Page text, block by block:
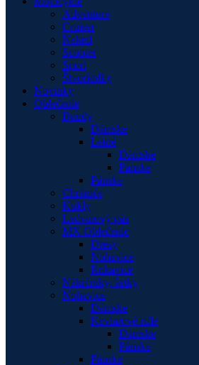
Adventure
Cruiser
Naked
Scooter
Sport
Štvorkolky
Novinky
Oblečenie
Bundy
Dámske
Letné
Dámske
Pánske
Pánske
Chrániče
Kukly
Ladvinový pás
MX Oblečenie
Dresy
Nohavice
Rukavice
Nákrčníky, šatky
Nohavice
Dámske
Kevlarové rifle
Dámske
Pánske
Pánske